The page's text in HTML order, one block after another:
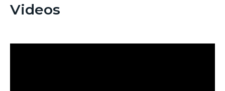
Videos